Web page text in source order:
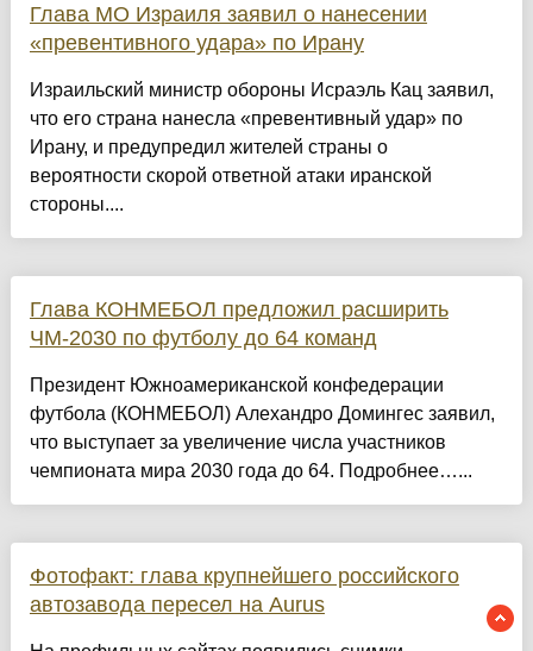
Глава МО Израиля заявил о нанесении
«превентивного удара» по Ирану
Израильский министр обороны Исраэль Кац заявил,
что его страна нанесла «превентивный удар» по
Ирану, и предупредил жителей страны о
вероятности скорой ответной атаки иранской
стороны....
Глава КОНМЕБОЛ предложил расширить
ЧМ‑2030 по футболу до 64 команд
Президент Южноамериканской конфедерации
футбола (КОНМЕБОЛ) Алехандро Домингес заявил,
что выступает за увеличение числа участников
чемпионата мира 2030 года до 64. Подробнее…...
Фотофакт: глава крупнейшего российского
автозавода пересел на Aurus